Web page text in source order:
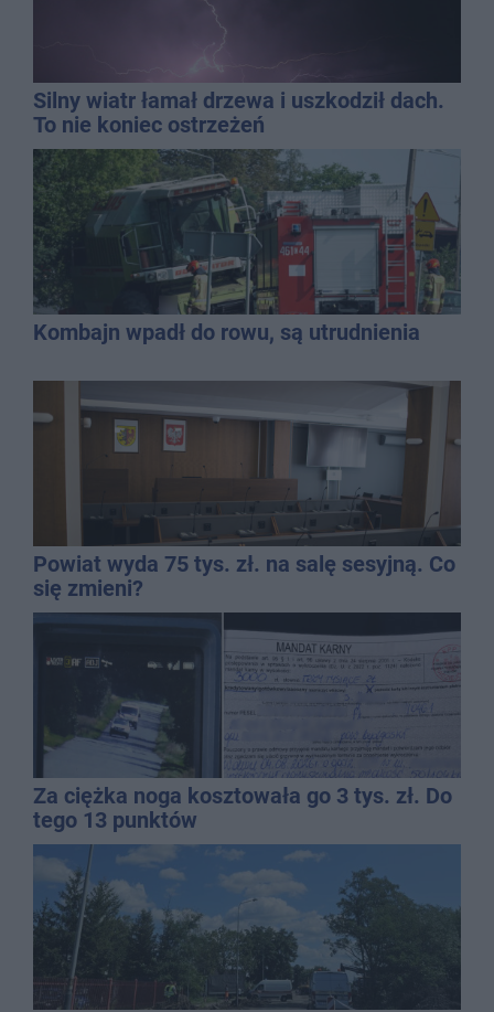
Silny wiatr łamał drzewa i uszkodził dach.
To nie koniec ostrzeżeń
Kombajn wpadł do rowu, są utrudnienia
Powiat wyda 75 tys. zł. na salę sesyjną. Co
się zmieni?
Za ciężka noga kosztowała go 3 tys. zł. Do
tego 13 punktów